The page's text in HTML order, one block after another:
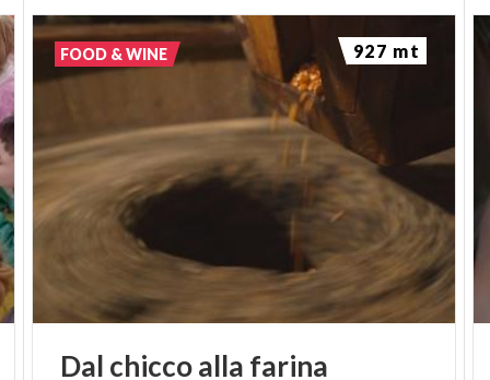
Dal chiccoalla farina
FOOD & WINE 927 mt